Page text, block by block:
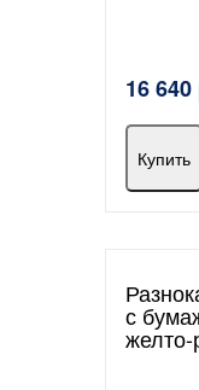
16
Купить
с
желто-